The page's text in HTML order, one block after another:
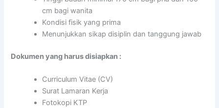
cm bagi wanita
Kondisi fisik yang prima
Menunjukkan sikap disiplin dan tanggung jawab
Dokumen yang harus disiapkan :
Curriculum Vitae (CV)
Surat Lamaran Kerja
Fotokopi KTP